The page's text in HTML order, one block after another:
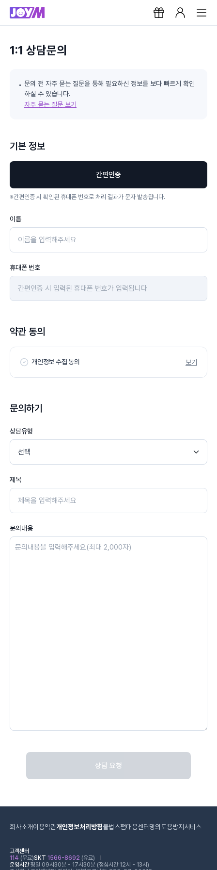
1:1 상담문의
문의 전 자주 묻는 질문을 통해 필요하신 정보를 보다 빠르게 확인
하실 수 있습니다.
자주 묻는 질문 보기
기본 정보
간편인증
※간편인증 시 확인된 휴대폰 번호로 처리 결과가 문자 발송됩니다.
이름
휴대폰 번호
약관 동의
개인정보 수집 동의 보기
문의하기
상담유형
제목
문의내용
상담 요청
회사소개이용약관개인정보처리방침불법스팸대응센터 명의도용방지서비스
고객센터
114 (무료)SKT 1566-8692 (유료)
운영시간평일 09시30분 - 17시30분 (점심시간 12시 - 13시)